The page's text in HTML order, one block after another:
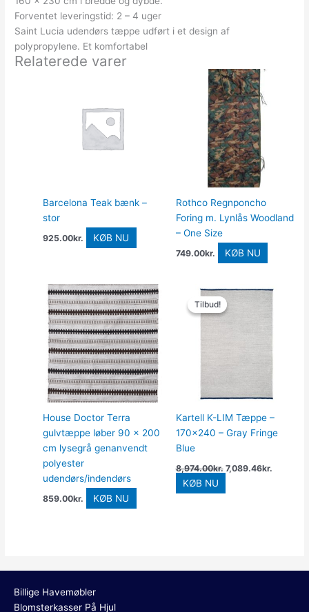
Forventet leveringstid: 2 – 4 uger
Saint Lucia udendørs tæppe udført i et design af
polypropylene. Et komfortabel
Relaterede varer
Barcelona Teak bænk –
stor
925.00kr. KØB NU
Rothco Regnponcho
Foring m. Lynlås Woodland
– One Size
749.00kr. KØB NU
House Doctor Terra
gulvtæppe løber 90 x 200
cm lysegrå genanvendt
polyester
udendørs/indendørs
859.00kr. KØB NU
Tilbud!
Tilbud!
Kartell K-LIM Tæppe –
170×240 – Gray Fringe
Blue
8,974.00kr.
Den
oprindelige
pris
7,089.46kr.
Den
KØB NU
Billige Havemøbler
Blomsterkasser På Hjul